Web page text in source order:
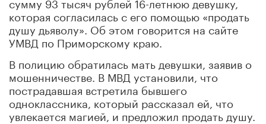
которая согласилась с его помощью «продать
душу дьяволу». Об этом говорится на сайте
УМВД по Приморскому краю.
В полицию обратилась мать девушки, заявив о
мошенничестве. В МВД установили, что
пострадавшая встретила бывшего
одноклассника, который рассказал ей, что
увлекается магией, и предложил продать душу.